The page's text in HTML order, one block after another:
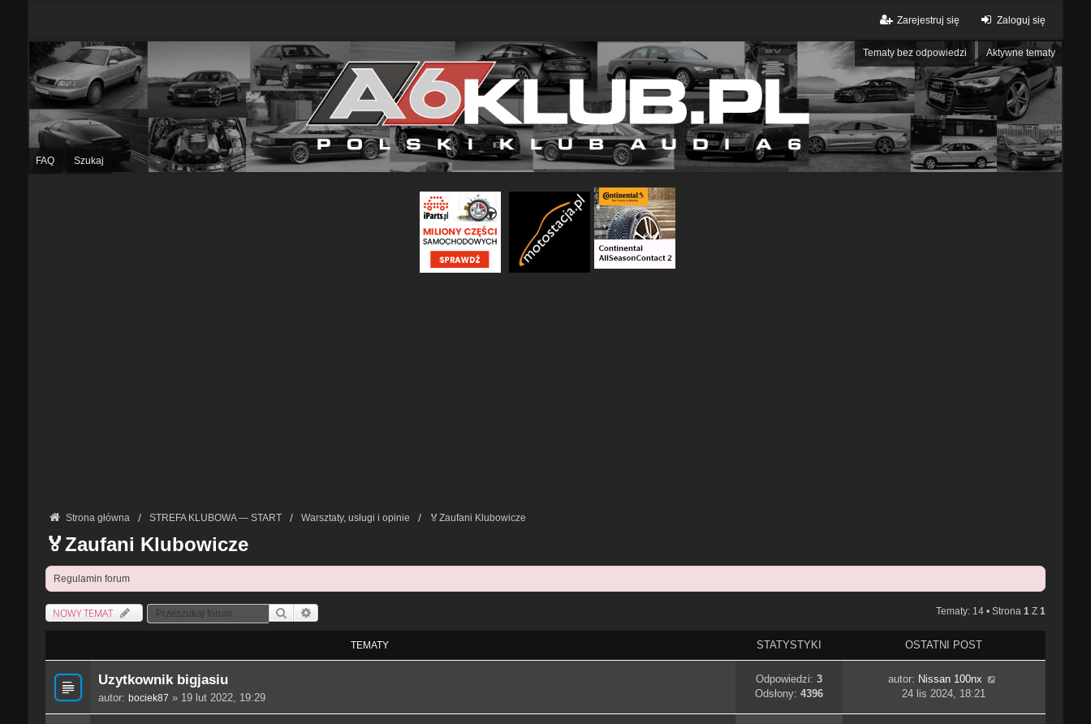
Zaloguj się
Zarejestruj się
Tematy bez odpowiedzi Aktywne tematy
FAQ Szukaj
Strona główna STREFA KLUBOWA — START Warsztaty, usługi i opinie 🏅Zaufani Klubowicze
🏅Zaufani Klubowicze
Regulamin forum
NOWY TEMAT Szukaj Tematy: 14 • Strona1 Z1
TEMATY STATYSTYKI OSTATNI POST
Uzytkownik bigjasiu
autor: bociek87 » 19 lut 2022, 19:29
Odpowiedzi: 3
Odsłony: 4396
autor: Nissan 100nx
24 lis 2024, 18:21